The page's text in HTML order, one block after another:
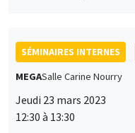
SÉMINAIRES INTERNES
MEGASalle Carine Nourry
Jeudi 23 mars 2023
12:30 à 13:30